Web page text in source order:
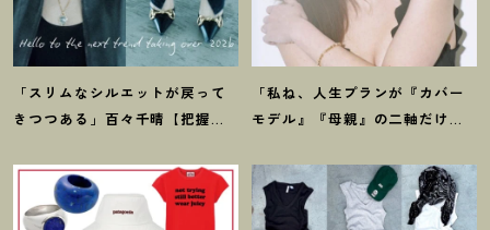
「スリムなシルエットが戻って
きつつある」百々千晴【把握し
て？
「私ね、人生プランが『カバー
モデル』『母親』の二軸だけな
き方】